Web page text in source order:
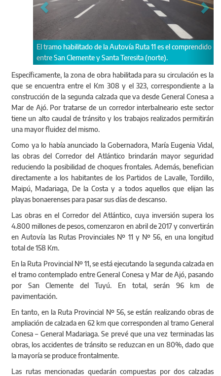
comprendido
Las obras del Corredor del Atlántico brindarán mayor
seguridad vial.
Específicamente, la zona de obra habilitada para su circulación es la
que se encuentra entre el Km 308 y el 323, correspondiente a la
construcción de la segunda calzada que va desde General Conesa a
Mar de Ajó. Por tratarse de un corredor interbalneario este sector
tiene un alto caudal de tránsito y los trabajos realizados permitirán
una mayor fluidez del mismo.
Como ya lo había anunciado la Gobernadora, María Eugenia Vidal,
las obras del Corredor del Atlántico brindarán mayor seguridad
reduciendo la posibilidad de choques frontales. Además, benefician
directamente a los habitantes de los Partidos de Lavalle, Tordillo,
Maipú, Madariaga, De la Costa y a todos aquellos que elijan las
playas bonaerenses para pasar sus días de descanso.
Las obras en el Corredor del Atlántico, cuya inversión supera los
4.800 millones de pesos, comenzaron en abril de 2017 y convertirán
en Autovía las Rutas Provinciales Nº 11 y Nº 56, en una longitud
total de 158 Km.
En la Ruta Provincial Nº 11, se está ejecutando la segunda calzada en
el tramo contemplado entre General Conesa y Mar de Ajó, pasando
por San Clemente del Tuyú. En total, serán 96 km de
pavimentación.
En tanto, en la Ruta Provincial Nº 56, se están realizando obras de
ampliación de calzada en 62 km que corresponden al tramo General
Conesa – General Madariaga. Se prevé que una vez terminadas las
obras, los accidentes de tránsito se reduzcan en un 80%, dado que
la mayoría se produce frontalmente.
Las rutas mencionadas quedarán compuestas por dos calzadas